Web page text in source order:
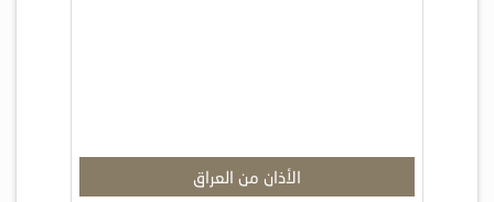
الأذان من العراق